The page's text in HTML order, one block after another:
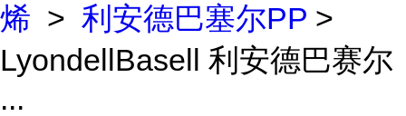
烯 > 利安德巴塞尔PP >
LyondellBasell 利安德巴赛尔
...